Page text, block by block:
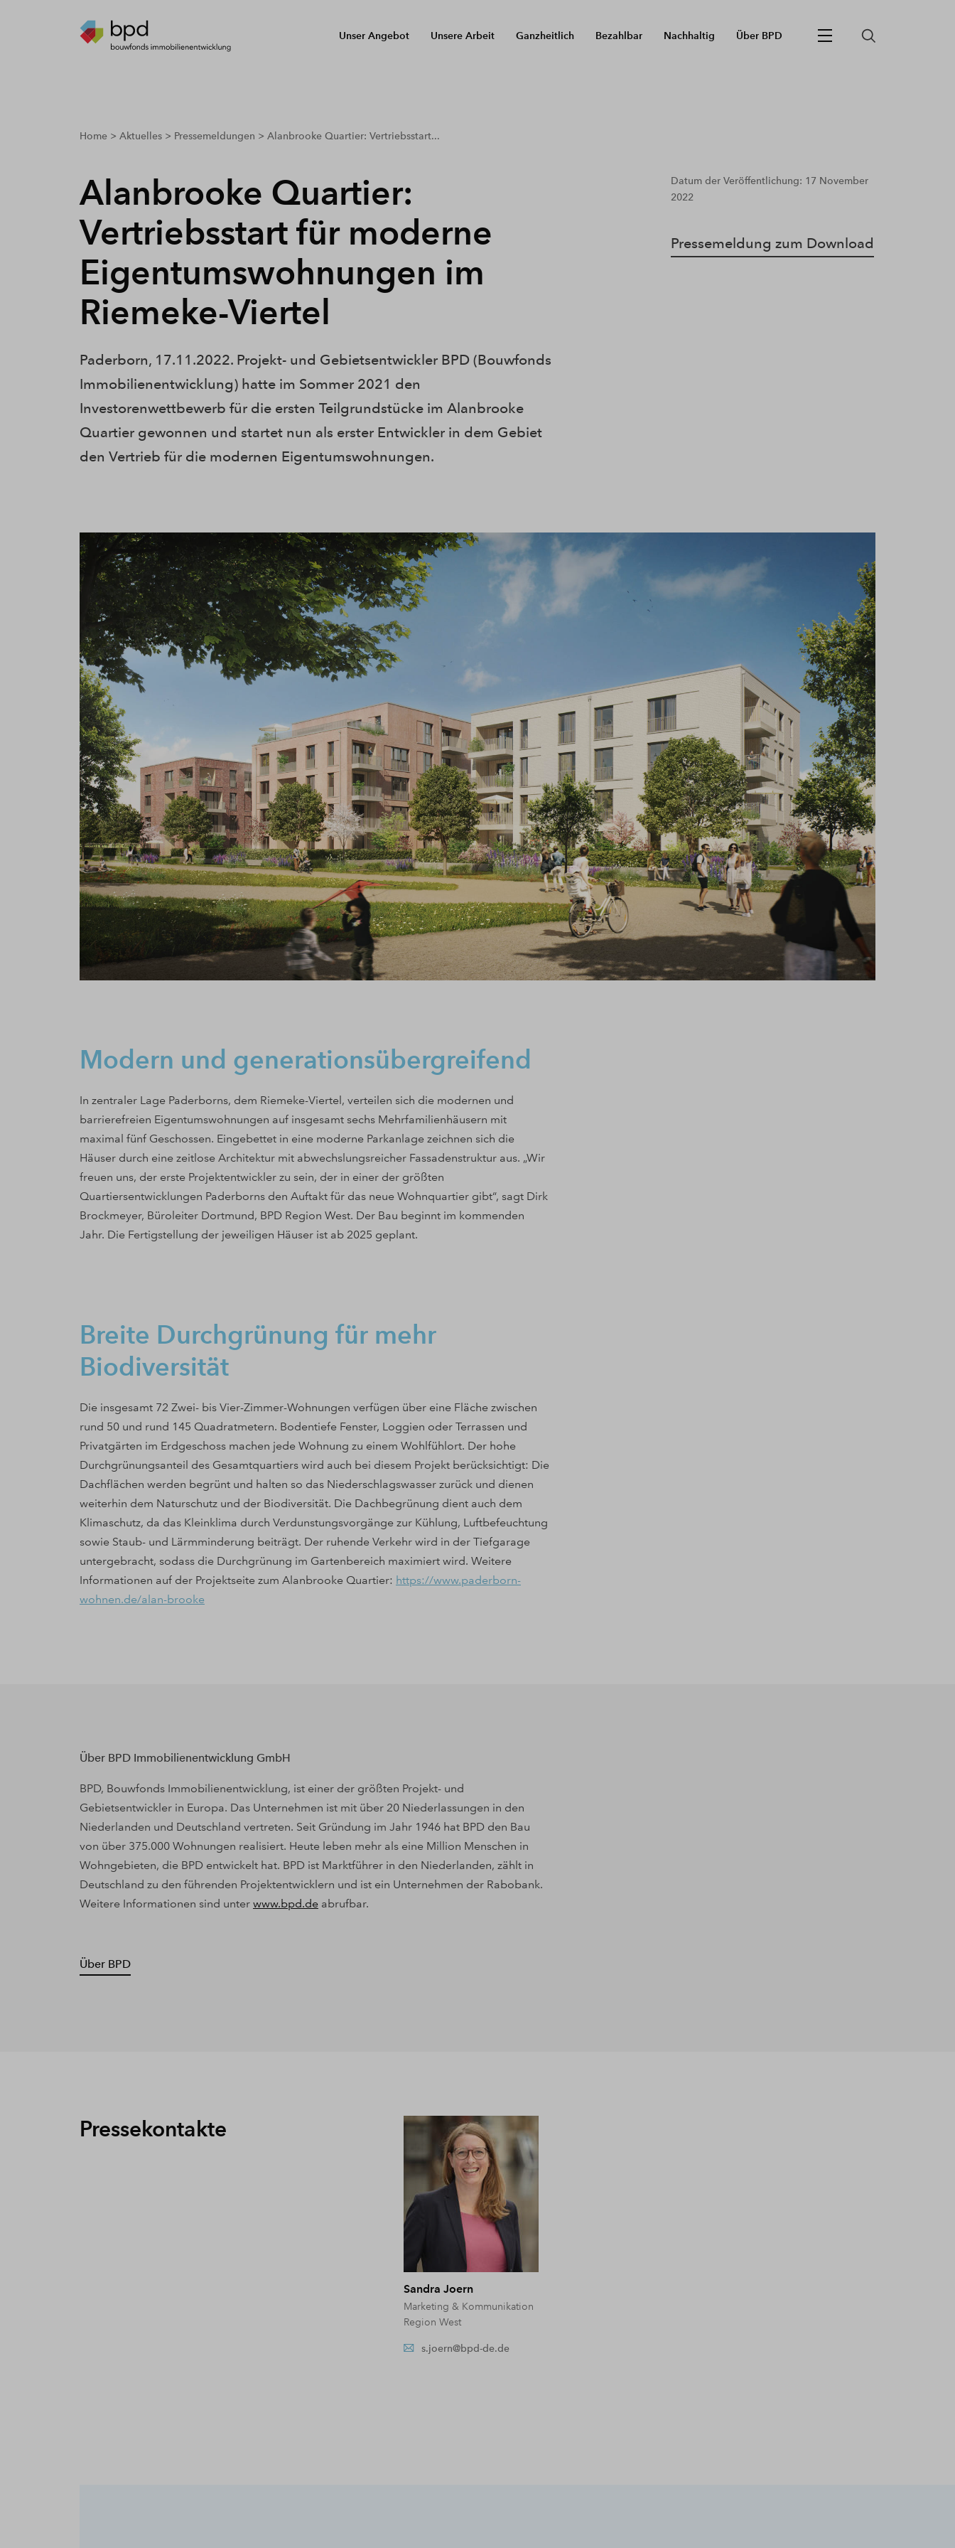
Unser Angebot Unsere Arbeit Ganzheitlich Bezahlbar Nachhaltig Über BPD
breadcrumbs.youarehere
Home Aktuelles Pressemeldungen Alanbrooke Quartier: Vertriebsstart...
Alanbrooke Quartier:
Vertriebsstart für moderne
Eigentumswohnungen im
Riemeke-Viertel
Paderborn, 17.11.2022. Projekt- und Gebietsentwickler BPD (Bouwfonds
Immobilienentwicklung) hatte im Sommer 2021 den
Investorenwettbewerb für die ersten Teilgrundstücke im Alanbrooke
Quartier gewonnen und startet nun als erster Entwickler in dem Gebiet
den Vertrieb für die modernen Eigentumswohnungen.
Datum der Veröffentlichung: 17 November
2022
Pressemeldung zum Download
Modern und generationsübergreifend
In zentraler Lage Paderborns, dem Riemeke-Viertel, verteilen sich die modernen und
barrierefreien Eigentumswohnungen auf insgesamt sechs Mehrfamilienhäusern mit
maximal fünf Geschossen. Eingebettet in eine moderne Parkanlage zeichnen sich die
Häuser durch eine zeitlose Architektur mit abwechslungsreicher Fassadenstruktur aus. „Wir
freuen uns, der erste Projektentwickler zu sein, der in einer der größten
Quartiersentwicklungen Paderborns den Auftakt für das neue Wohnquartier gibt“, sagt Dirk
Brockmeyer, Büroleiter Dortmund, BPD Region West. Der Bau beginnt im kommenden
Jahr. Die Fertigstellung der jeweiligen Häuser ist ab 2025 geplant.
Breite Durchgrünung für mehr
Biodiversität
Die insgesamt 72 Zwei- bis Vier-Zimmer-Wohnungen verfügen über eine Fläche zwischen
rund 50 und rund 145 Quadratmetern. Bodentiefe Fenster, Loggien oder Terrassen und
Privatgärten im Erdgeschoss machen jede Wohnung zu einem Wohlfühlort. Der hohe
Durchgrünungsanteil des Gesamtquartiers wird auch bei diesem Projekt berücksichtigt: Die
Dachflächen werden begrünt und halten so das Niederschlagswasser zurück und dienen
weiterhin dem Naturschutz und der Biodiversität. Die Dachbegrünung dient auch dem
Klimaschutz, da das Kleinklima durch Verdunstungsvorgänge zur Kühlung, Luftbefeuchtung
sowie Staub- und Lärmminderung beiträgt. Der ruhende Verkehr wird in der Tiefgarage
untergebracht, sodass die Durchgrünung im Gartenbereich maximiert wird. Weitere
Informationen auf der Projektseite zum Alanbrooke Quartier: https://www.paderborn-
wohnen.de/alan-brooke
Über BPD Immobilienentwicklung GmbH
BPD, Bouwfonds Immobilienentwicklung, ist einer der größten Projekt- und
Gebietsentwickler in Europa. Das Unternehmen ist mit über 20 Niederlassungen in den
Niederlanden und Deutschland vertreten. Seit Gründung im Jahr 1946 hat BPD den Bau
von über 375.000 Wohnungen realisiert. Heute leben mehr als eine Million Menschen in
Wohngebieten, die BPD entwickelt hat. BPD ist Marktführer in den Niederlanden, zählt in
Deutschland zu den führenden Projektentwicklern und ist ein Unternehmen der Rabobank.
Weitere Informationen sind unter www.bpd.deabrufbar.
Über BPD
Pressekontakte
Sandra Joern
Marketing & Kommunikation
Region West
s.joern@bpd-de.de